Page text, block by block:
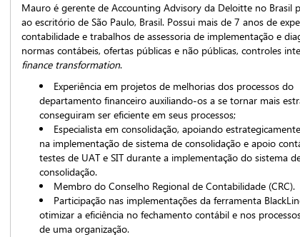
Mauro é gerente de Accounting Advisory da Deloitte no Brasil
ao escritório de São Paulo, Brasil. Possui mais de 7 anos de
contabilidade e trabalhos de assessoria de implementação e
normas contábeis, ofertas públicas e não públicas, controles
finance transformation.
Experiência em projetos de melhorias dos processos do
departamento financeiro auxiliando-os a se tornar mais
conseguiram ser eficiente em seus processos;
Especialista em consolidação, apoiando
na implementação de sistema de consolidação e apoio
testes de UAT e SIT durante a implementação do sistema
consolidação.
Membro do Conselho Regional de Contabilidade (CRC).
Participação nas implementações da ferramenta
otimizar a eficiência no fechamento contábil e nos
de uma organização.